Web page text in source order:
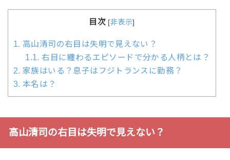
目次 [非表示]
1. 高山清司の右目は失明で見えない？
1.1. 右目に纏わるエピソードで分かる人柄とは？
2. 家族はいる？息子はフジトランスに勤務？
3. 本名は？
高山清司の右目は失明で見えない？